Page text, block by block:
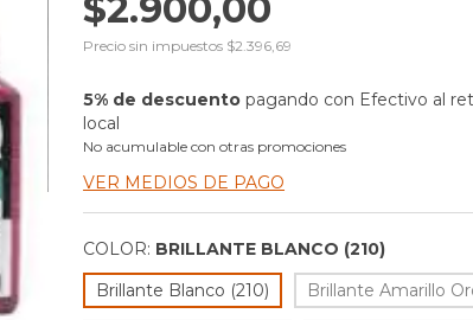
Precio sin impuestos $2.396,69
5% de descuento pagando con Efectivo al
local
No acumulable con otras promociones
VER MEDIOS DE PAGO
COLOR: BRILLANTE BLANCO (210)
Brillante Blanco (210)
Brillante Amarillo